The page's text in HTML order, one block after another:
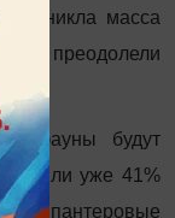
масса
что преодолели
фауны будут
уже 41%
пантеровые